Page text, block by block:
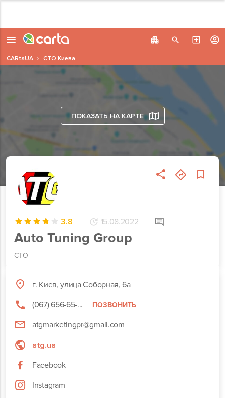
ПОКАЗАТЬ НА КАРТЕ
3.8 15.08.2022
Auto Tuning Group
СТО
г. Киев, улица Соборная, 6а
(067) 656-65-...
ПОЗВОНИТЬ
atgmarketingpr@gmail.com
atg.ua
Facebook
Instagram
CARtaUA СТО Киева